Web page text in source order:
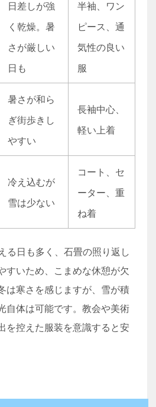
日差しが強
く乾燥。暑
さが厳しい
日も
半袖、ワン
ピース、通
気性の良い
服
暑さが和ら
ぎ街歩きし
やすい
長袖中心、
軽い上着
冷え込むが
雪は少ない
コート、セ
ーター、重
ね着
る日も多く、石畳の照り返し
すいため、こまめな休憩が欠
は寒さを感じますが、雪が積
自体は可能です。教会や美術
を控えた服装を意識すると安